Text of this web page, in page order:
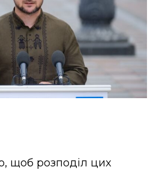
щоб розподіл цих